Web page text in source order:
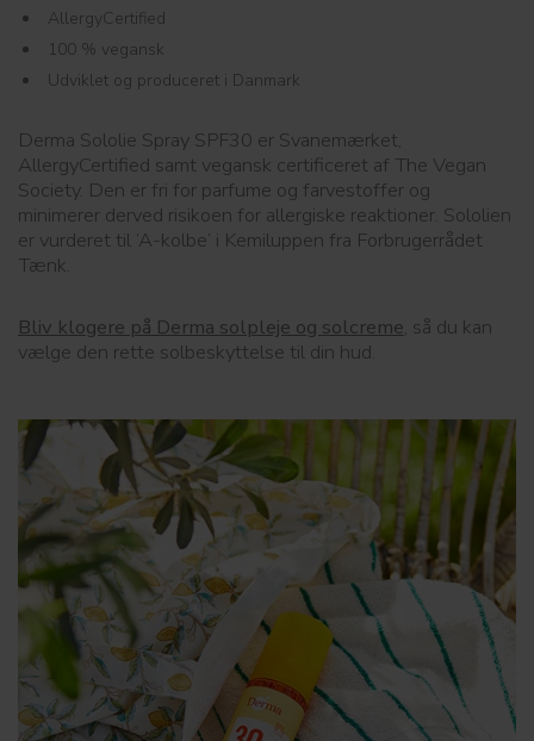
AllergyCertified
100 % vegansk
Udviklet og produceret i Danmark
Derma Sololie Spray SPF30 er Svanemærket,
AllergyCertified samt vegansk certificeret af The Vegan
Society. Den er fri for parfume og farvestoffer og
minimerer derved risikoen for allergiske reaktioner. Sololien
er vurderet til ’A-kolbe’ i Kemiluppen fra Forbrugerrådet
Tænk.
Bliv klogere på Derma solpleje og solcreme, så du kan
vælge den rette solbeskyttelse til din hud.